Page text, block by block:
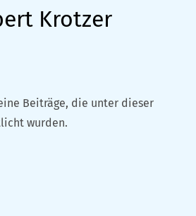
Krotzer
Beiträge, die unter dieser
wurden.